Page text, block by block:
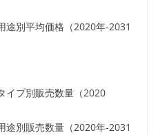
途別平均価格（2020年-2031
イプ別販売数量（2020
途別販売数量（2020年-2031